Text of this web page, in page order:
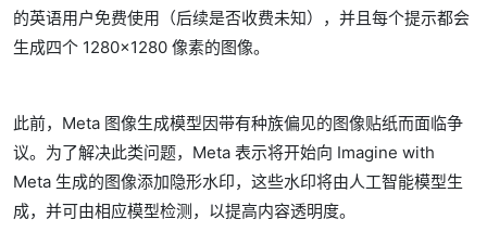
的英语用户免费使用（后续是否收费未知），并且每个提示都会
生成四个 1280×1280 像素的图像。
此前，Meta 图像生成模型因带有种族偏见的图像贴纸而面临争
议。为了解决此类问题，Meta 表示将开始向 Imagine with
Meta 生成的图像添加隐形水印，这些水印将由人工智能模型生
成，并可由相应模型检测，以提高内容透明度。